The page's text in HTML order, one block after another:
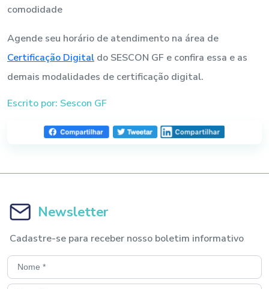
comodidade
Agende seu horário de atendimento na área de
Certificação Digital do SESCON GF e confira essa e as
demais modalidades de certificação digital.
Escrito por: Sescon GF
Newsletter
Cadastre-se para receber nosso boletim informativo